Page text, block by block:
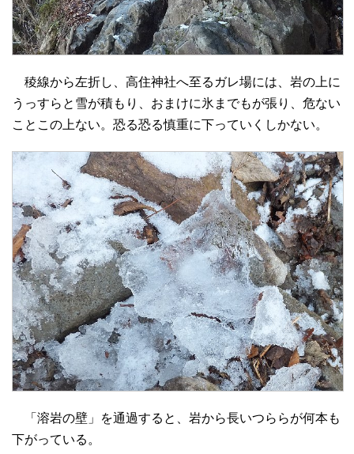
稜線から左折し、高住神社へ至るガレ場には、岩の上に
うっすらと雪が積もり、おまけに氷までもが張り、危ない
ことこの上ない。恐る恐る慎重に下っていくしかない。
「溶岩の壁」を通過すると、岩から長いつららが何本も
下がっている。